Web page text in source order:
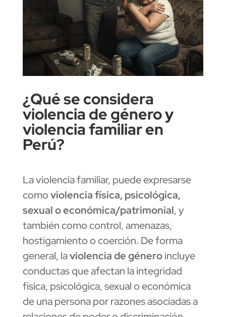
¿Qué se considera
violencia de género y
violencia familiar en
Perú?
La violencia familiar, puede expresarse
comoviolencia física, psicológica,
sexual o económica/patrimonial, y
también como control, amenazas,
hostigamiento o coerción. De forma
general, laviolencia de géneroincluye
conductas que afectan la integridad
física, psicológica, sexual o económica
de una persona por razones asociadas a